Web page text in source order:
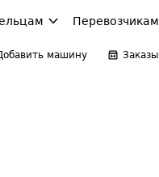
Перевозчикам
машину Заказы